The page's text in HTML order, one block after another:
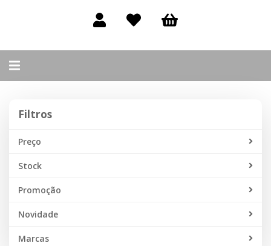
Alternar
Filtros
Preço
Stock
Promoção
Novidade
Marcas